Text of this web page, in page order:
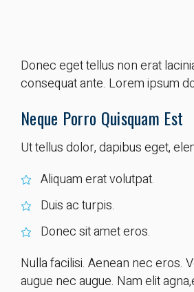
Donec eget tellus non erat
consequat ante. Lorem ipsum
Neque Porro Quisquam Est
Ut tellus dolor, dapibus eget,
Aliquam erat volutpat.
Duis ac turpis.
Donec sit amet eros.
Nulla facilisi. Aenean nec eros.
augue nec augue. Nam elit